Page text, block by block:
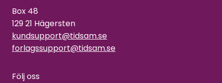
Box 48
129 21 Hägersten
kundsupport@tidsam.se
forlagssupport@tidsam.se
Följ oss